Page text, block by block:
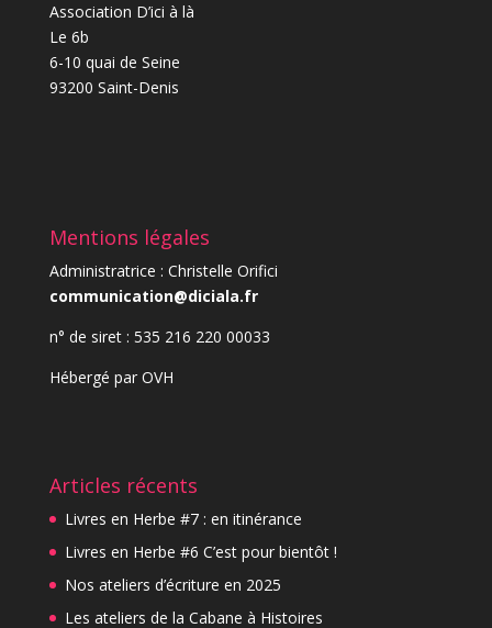
Association D’ici à là
Le 6b
6-10 quai de Seine
93200 Saint-Denis
Mentions légales
Administratrice : Christelle Orifici
communication@diciala.fr
n° de siret : 535 216 220 00033
Hébergé par OVH
Articles récents
Livres en Herbe #7 : en itinérance
Livres en Herbe #6 C’est pour bientôt !
Nos ateliers d’écriture en 2025
Les ateliers de la Cabane à Histoires